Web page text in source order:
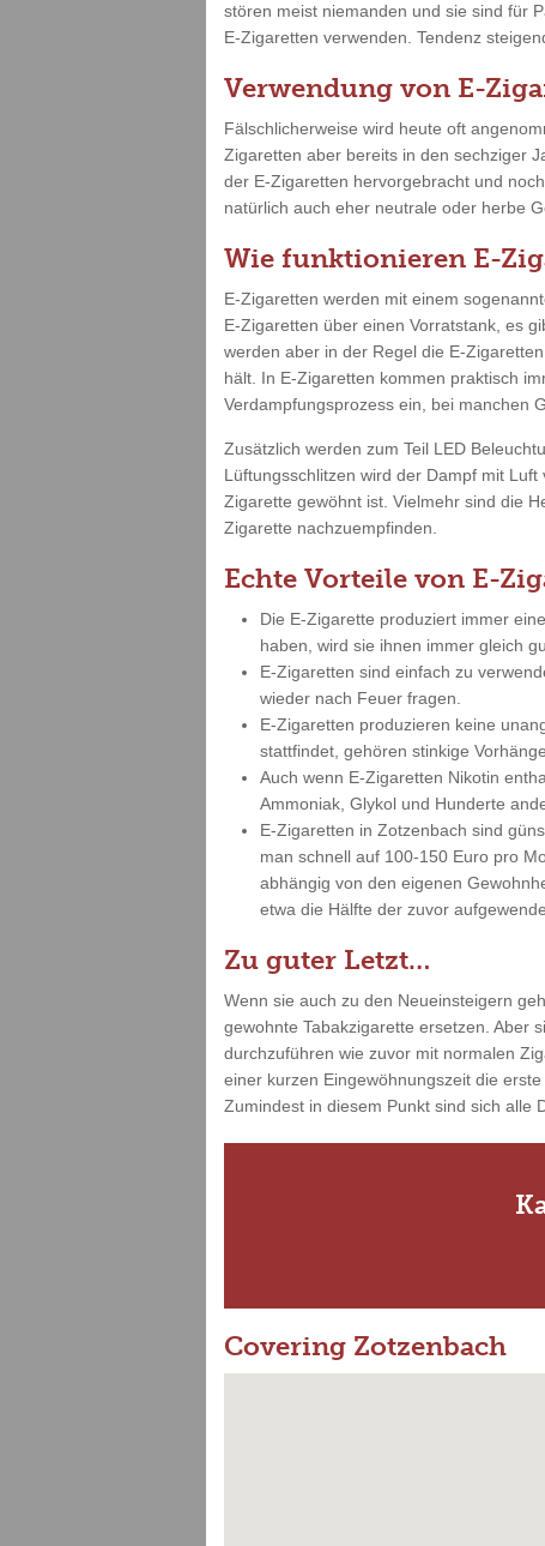
stören meist niemanden und sie sind für
E-Zigaretten verwenden. Tendenz
Verwendung von E-
Fälschlicherweise wird heute oft
Zigaretten aber bereits in den sechziger
der E-Zigaretten hervorgebracht und
natürlich auch eher neutrale oder herbe
Wie funktionieren E-
E-Zigaretten werden mit einem
E-Zigaretten über einen Vorratstank, es
werden aber in der Regel die E-
hält. In E-Zigaretten kommen praktisch
Verdampfungsprozess ein, bei manchen
Zusätzlich werden zum Teil LED
Lüftungsschlitzen wird der Dampf mit
Zigarette gewöhnt ist. Vielmehr sind die
Zigarette nachzuempfinden.
Echte Vorteile von E-
Die E-Zigarette produziert immer
haben, wird sie ihnen immer gleich
E-Zigaretten sind einfach zu
wieder nach Feuer fragen.
E-Zigaretten produzieren keine
stattfindet, gehören stinkige
Auch wenn E-Zigaretten Nikotin
Ammoniak, Glykol und Hunderte
E-Zigaretten in Zotzenbach sind
man schnell auf 100-150 Euro pro
abhängig von den eigenen
etwa die Hälfte der zuvor
Zu guter Letzt…
Wenn sie auch zu den Neueinsteigern
gewohnte Tabakzigarette ersetzen. Aber
durchzuführen wie zuvor mit normalen
einer kurzen Eingewöhnungszeit die
Zumindest in diesem Punkt sind sich alle
Covering Zotzenbach